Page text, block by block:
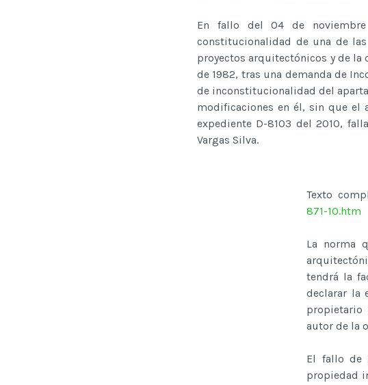
En fallo del 04 de
constitucionalidad de una de
proyectos arquitectónicos y de la
de 1982, tras una demanda de
de inconstitucionalidad del
modificaciones en él, sin que
expediente D-8103 del 2010,
Vargas Silva.
Texto
871-10.htm
La norma
tendrá la
declarar la
propietario
autor de la
El fallo de
propiedad